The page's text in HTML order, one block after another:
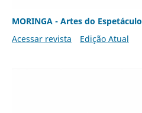
MORINGA - Artes do Espetáculo
Acessar revista
Edição Atual